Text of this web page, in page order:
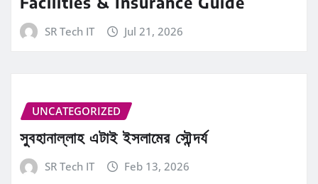
SR Tech IT Jul 21, 2026
UNCATEGORIZED
সুবহানাল্লাহ এটাই ইসলামের সৌন্দর্য
SR Tech IT Feb 13, 2026